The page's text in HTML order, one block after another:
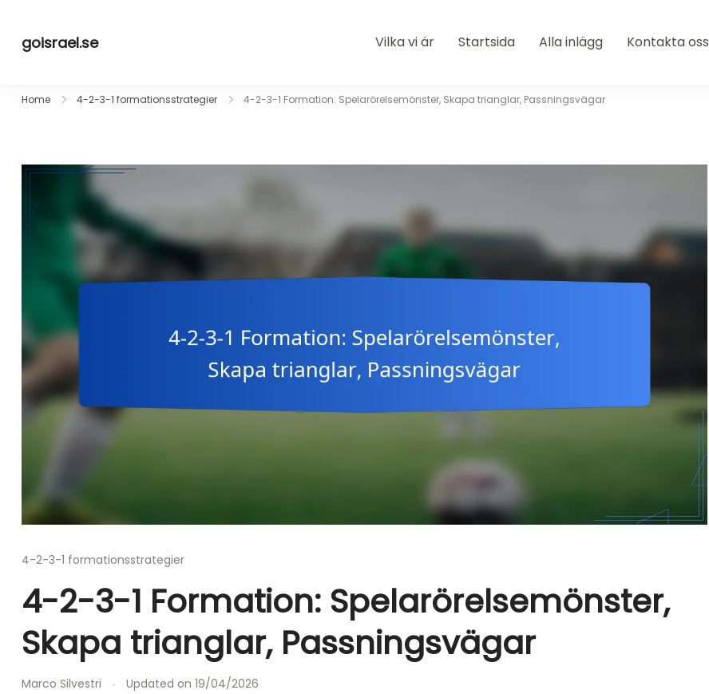
content
goisrael.se Vilka vi är Startsida Alla inlägg Kontakta oss
Home 4-2-3-1 formationsstrategier 4-2-3-1 Formation: Spelarörelsemönster, Skapa trianglar, Passningsvägar
4-2-3-1 formationsstrategier
4-2-3-1 Formation: Spelarörelsemönster,
Skapa trianglar, Passningsvägar
Marco Silvestri Updated on 19/04/2026